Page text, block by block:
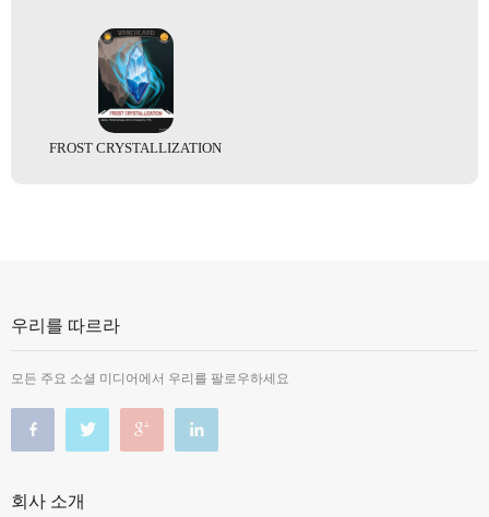
FROST CRYSTALLIZATION
우리를 따르라
모든 주요 소셜 미디어에서 우리를 팔로우하세요
회사 소개